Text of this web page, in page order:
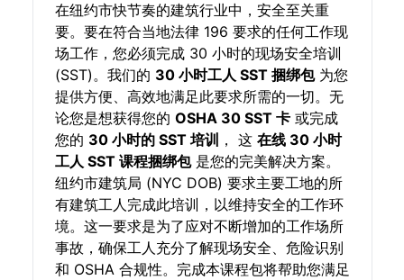
在纽约市快节奏的建筑行业中，安全至关重
要。要在符合当地法律 196 要求的任何工作现
场工作，您必须完成 30 小时的现场安全培训
(SST)。我们的 30 小时工人 SST 捆绑包为您
提供方便、高效地满足此要求所需的一切。无
论您是想获得您的 OSHA 30 SST 卡或完成
您的 30 小时的 SST 培训 ， 这 在线 30 小时
工人 SST 课程捆绑包是您的完美解决方案。
纽约市建筑局 (NYC DOB) 要求主要工地的所
有建筑工人完成此培训，以维持安全的工作环
境。这一要求是为了应对不断增加的工作场所
事故，确保工人充分了解现场安全、危险识别
和 OSHA 合规性。完成本课程包将帮助您满足